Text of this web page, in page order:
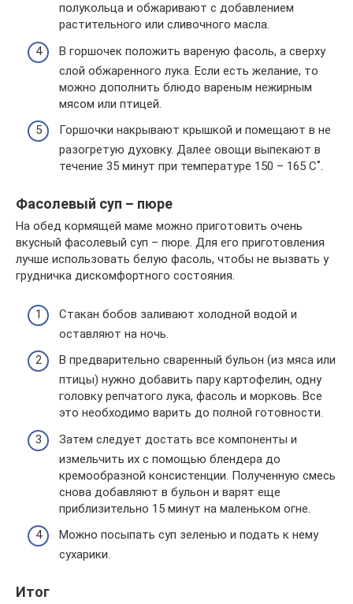
полукольца и обжаривают с добавлением
растительного или сливочного масла.
В горшочек положить вареную фасоль, а сверху
слой обжаренного лука. Если есть желание, то
можно дополнить блюдо вареным нежирным
мясом или птицей.
Горшочки накрывают крышкой и помещают в не
разогретую духовку. Далее овощи выпекают в
течение 35 минут при температуре 150 – 165 С˚.
Фасолевый суп – пюре
На обед кормящей маме можно приготовить очень
вкусный фасолевый суп – пюре. Для его приготовления
лучше использовать белую фасоль, чтобы не вызвать у
грудничка дискомфортного состояния.
Стакан бобов заливают холодной водой и
оставляют на ночь.
В предварительно сваренный бульон (из мяса или
птицы) нужно добавить пару картофелин, одну
головку репчатого лука, фасоль и морковь. Все
это необходимо варить до полной готовности.
Затем следует достать все компоненты и
измельчить их с помощью блендера до
кремообразной консистенции. Полученную смесь
снова добавляют в бульон и варят еще
приблизительно 15 минут на маленьком огне.
Можно посыпать суп зеленью и подать к нему
сухарики.
Итог